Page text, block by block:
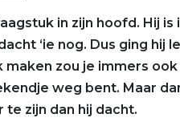
in zijn hoofd. Hij
‘ie nog. Dus ging hij
zou je immers
weg bent. Maar
zijn dan hij dacht.